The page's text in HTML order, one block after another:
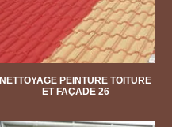
NETTOYAGE PEINTURE TOITURE
ET FAÇADE 26